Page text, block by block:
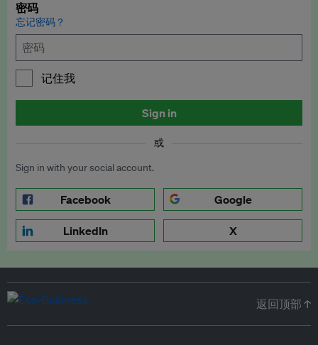
密码
忘记密码？
记住我
Sign in
或
Sign in with your social account.
Facebook Google
LinkedIn X
返回顶部 ↑